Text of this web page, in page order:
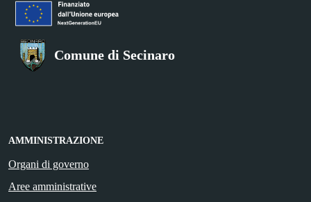
Comune di Secinaro
AMMINISTRAZIONE
Organi di governo
Aree amministrative